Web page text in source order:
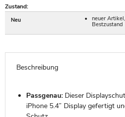
Zustand:
Neu
neuer
Bestzustand
Beschreibung
Passgenau:Dieser
iPhone 5.4” Display gefertigt